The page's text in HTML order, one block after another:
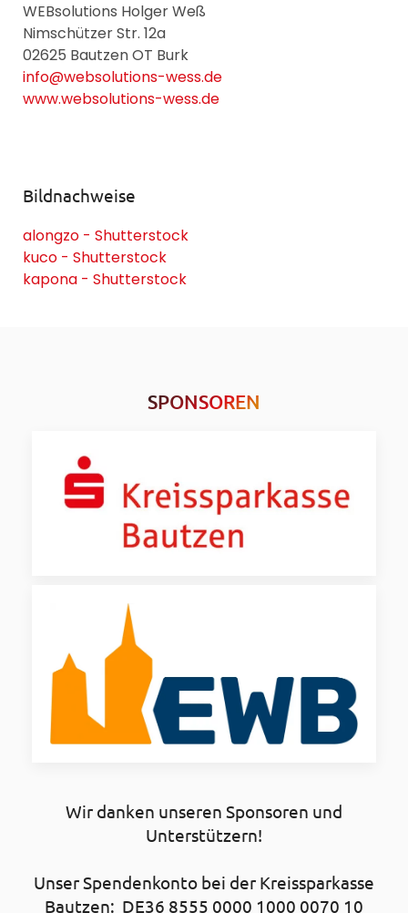
WEBsolutions Holger Weß
Nimschützer Str. 12a
02625 Bautzen OT Burk
info@websolutions-wess.de
www.websolutions-wess.de
Bildnachweise
alongzo - Shutterstock
kuco - Shutterstock
kapona - Shutterstock
SPONSOREN
Wir danken unseren Sponsoren und
Unterstützern!
Unser Spendenkonto bei der Kreissparkasse
Bautzen: DE36 8555 0000 1000 0070 10